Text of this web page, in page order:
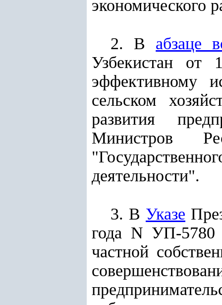
экономического
2. В абзаце
Узбекистан
эффективному
сельском
развития
Министров
деятельности".
3. В Указе
года N УП-5780
частной